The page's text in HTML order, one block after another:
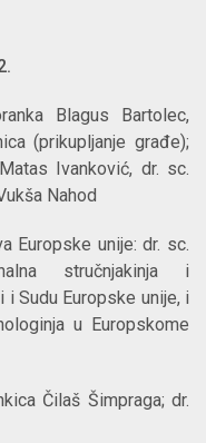
Blagus Bartolec,
(prikupljanje građe);
Ivanković, dr. sc.
Nahod
Europske unije: dr. sc.
stručnjakinja i
Sudu Europske unije, i
u Europskome
Čilaš Šimpraga; dr.